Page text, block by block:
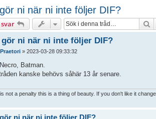
ni när ni inte följer DIF?
gör ni när ni inte följer DIF?
Praetori» 2023-03-28 09:33:32
Batman.
kanske behövs såhär 13 år senare.
not a penalty this is a thing of beauty. If you don't like it change